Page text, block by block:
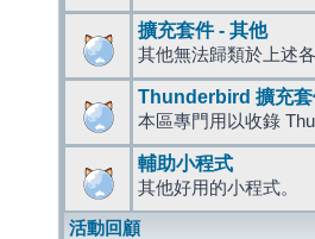
擴充套件 - 其他
其他無法歸類於上述
Thunderbird 擴充套
本區專門用以收錄
輔助小程式
其他好用的小程式。
活動回顧